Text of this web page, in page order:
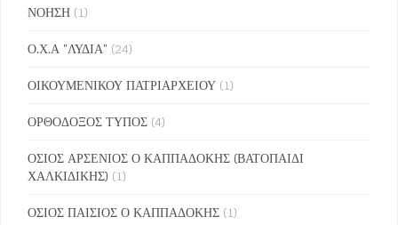
ΝΟΗΣΗ (1)
Ο.Χ.Α "ΛΥΔΙΑ" (24)
ΟΙΚΟΥΜΕΝΙΚΟΥ ΠΑΤΡΙΑΡΧΕΙΟΥ (1)
ΟΡΘΟΔΟΞΟΣ ΤΥΠΟΣ (4)
ΟΣΙΟΣ ΑΡΣΕΝΙΟΣ Ο ΚΑΠΠΑΔΟΚΗΣ (ΒΑΤΟΠΑΙΔΙ
ΧΑΛΚΙΔΙΚΗΣ) (1)
ΟΣΙΟΣ ΠΑΙΣΙΟΣ Ο ΚΑΠΠΑΔΟΚΗΣ (1)